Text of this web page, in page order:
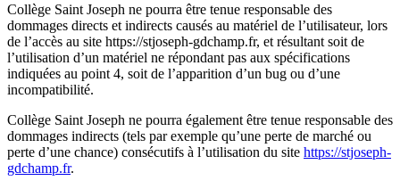
Collège Saint Joseph ne pourra être tenue responsable des
dommages directs et indirects causés au matériel de l’utilisateur, lors
de l’accès au site https://stjoseph-gdchamp.fr, et résultant soit de
l’utilisation d’un matériel ne répondant pas aux spécifications
indiquées au point 4, soit de l’apparition d’un bug ou d’une
incompatibilité.
Collège Saint Joseph ne pourra également être tenue responsable des
dommages indirects (tels par exemple qu’une perte de marché ou
perte d’une chance) consécutifs à l’utilisation du site https://stjoseph-
gdchamp.fr.